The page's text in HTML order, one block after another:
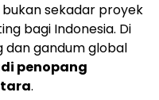
bukan sekadar proyek
bagi Indonesia. Di
gandum global
penopang
.